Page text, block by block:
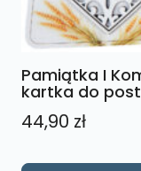
Pamiątka I
kartka do
44,90 zł